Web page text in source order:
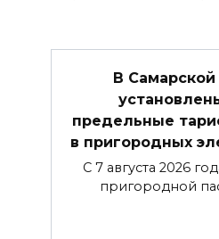
В Самарской
предельные
в пригородных
С 7 августа 2026
пригородной